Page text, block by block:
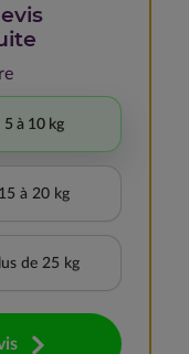
5 à 10 kg
15 à 20 kg
de 25 kg